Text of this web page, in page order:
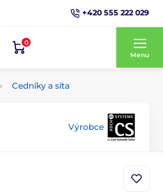
+420 555 222 029
0
Menu
Cedníky a síta
Výrobce